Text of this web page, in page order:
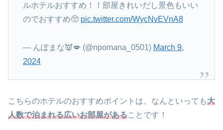
ルホテルおすすめ！！部屋きれいだし景色もいい
のでおすすめ🥺 pic.twitter.com/WycNvEVnA8
— んぽまな👿💋 (@npomana_0501) March 9,
2024
こちらのホテルのおすすめポイントは、なんといっても大
人数で泊まれる広いお部屋があることです！